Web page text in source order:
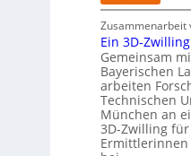
s
c
h
e
n
R
o
u
t
e
e
r
e
D
a
t
e
n
K
I
-
t
S
i
n
k
e
n
d
e
s
C
E
n
z
w
e
i
t
e
s
L
e
Zusammenarbeit
Ein 3D-
Gemeinsam
Bayerischen
arbeiten
Technischen
München an
3D-Zwilling